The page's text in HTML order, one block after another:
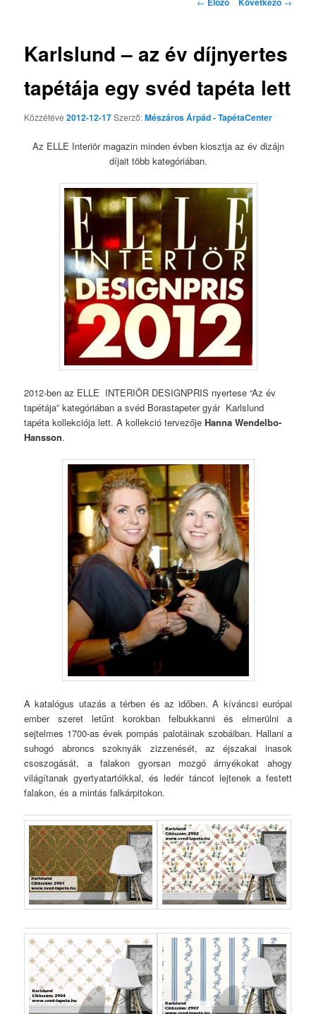
Karlslund – az év díjnyertes
tapétája egy svéd tapéta lett
Közzétéve2012-12-17Szerző:Mészáros Árpád - TapétaCenter
Az ELLE Interiör magazin minden évben kiosztja az év dizájn
díjait több kategóriában.
2012-ben az ELLE INTERIÖR DESIGNPRIS nyertese “Az év
tapétája” kategóriában a svéd Borastapeter gyár Karlslund
tapéta kollekciója lett. A kollekció tervezőjeHanna Wendelbo-
Hansson.
A katalógus utazás a térben és az időben. A kíváncsi európai
ember szeret letűnt korokban felbukkanni és elmerülni a
sejtelmes 1700-as évek pompás palotáinak szobáiban. Hallani a
suhogó abroncs szoknyák zizzenését, az éjszakai inasok
csoszogását, a falakon gyorsan mozgó árnyékokat ahogy
világítanak gyertyatartóikkal, és ledér táncot lejtenek a festett
falakon, és a mintás falkárpitokon.